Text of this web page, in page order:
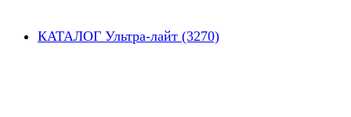
КАТАЛОГ Ультра-лайт (3270)